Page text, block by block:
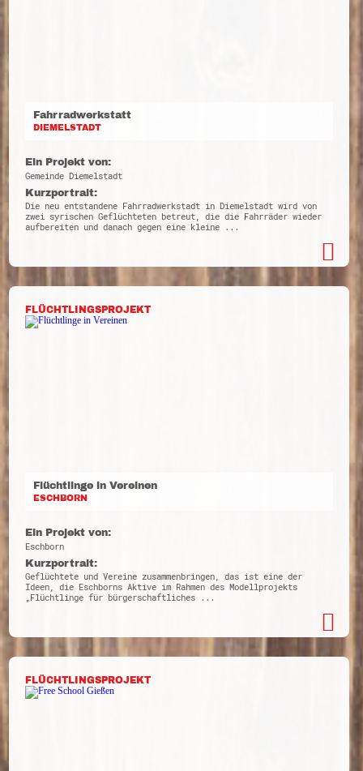
Fahrradwerkstatt
DIEMELSTADT
Ein Projekt von:
Gemeinde Diemelstadt
Kurzportrait:
Die neu entstandene Fahrradwerkstadt in Diemelstadt wird von
zwei syrischen Geflüchteten betreut, die die Fahrräder wieder
aufbereiten und danach gegen eine kleine ...
FLÜCHTLINGSPROJEKT
Flüchtlinge in Vereinen
ESCHBORN
Ein Projekt von:
Eschborn
Kurzportrait:
Geflüchtete und Vereine zusammenbringen, das ist eine der
Ideen, die Eschborns Aktive im Rahmen des Modellprojekts
„Flüchtlinge für bürgerschaftliches ...
FLÜCHTLINGSPROJEKT